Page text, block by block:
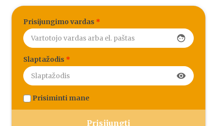
Prisijungimo vardas *
face
Slaptažodis *
visibility
Prisiminti mane